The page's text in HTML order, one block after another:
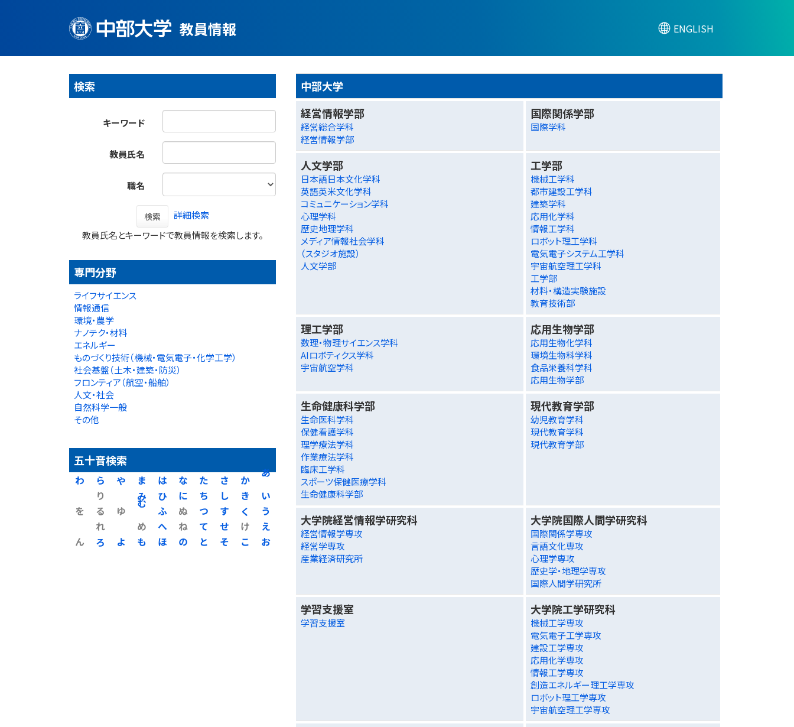
教員情報 ENGLISH
検索
キーワード
教員氏名
職名
検索
詳細検索
教員氏名とキーワードで教員情報を検索します。
専門分野
ライフサイエンス
情報通信
環境・農学
ナノテク・材料
エネルギー
ものづくり技術（機械・電気電子・化学工学）
社会基盤（土木・建築・防災）
フロンティア（航空・船舶）
人文・社会
自然科学一般
その他
五十音検索
あ
い
う
え
お
か
き
く
け
こ
さ
し
す
せ
そ
た
ち
つ
て
と
な
に
ぬ
ね
の
は
ひ
ふ
へ
ほ
ま
み
む
め
も
や
ゆ
よ
ら
り
る
れ
ろ
わ
を
ん
中部大学
経営情報学部
経営総合学科
経営情報学部
国際関係学部
国際学科
人文学部
日本語日本文化学科
英語英米文化学科
コミュニケーション学科
心理学科
歴史地理学科
メディア情報社会学科
（スタジオ施設）
人文学部
工学部
機械工学科
都市建設工学科
建築学科
応用化学科
情報工学科
ロボット理工学科
電気電子システム工学科
宇宙航空理工学科
工学部
材料・構造実験施設
教育技術部
理工学部
数理・物理サイエンス学科
AIロボティクス学科
宇宙航空学科
応用生物学部
応用生物化学科
環境生物科学科
食品栄養科学科
応用生物学部
生命健康科学部
生命医科学科
保健看護学科
理学療法学科
作業療法学科
臨床工学科
スポーツ保健医療学科
生命健康科学部
現代教育学部
幼児教育学科
現代教育学科
現代教育学部
大学院経営情報学研究科
経営情報学専攻
経営学専攻
産業経済研究所
大学院国際人間学研究科
国際関係学専攻
言語文化専攻
心理学専攻
歴史学・地理学専攻
国際人間学研究所
学習支援室
学習支援室
大学院工学研究科
機械工学専攻
電気電子工学専攻
建設工学専攻
応用化学専攻
情報工学専攻
創造エネルギー理工学専攻
ロボット理工学専攻
宇宙航空理工学専攻